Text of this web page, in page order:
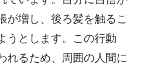
が増し、後ろ髪を触るこ
うとします。この行動
れるため、周囲の人間に